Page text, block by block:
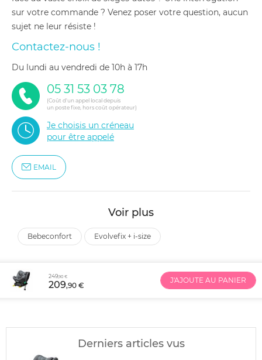
sur votre commande ? Venez poser votre question, aucun
sujet ne leur résiste !
Contactez-nous !
du lundi au vendredi de 10h à 17h
05 31 53 03 78
(Coût d'un appel local depuis
un poste fixe, hors coût opérateur)
Je choisis un créneau
pour être appelé
EMAIL
Voir plus
bebeconfort evolvefix + i-size
249,90 €
209,90 €
J'AJOUTE AU PANIER
Derniers articles vus